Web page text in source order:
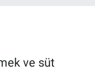
ve süt